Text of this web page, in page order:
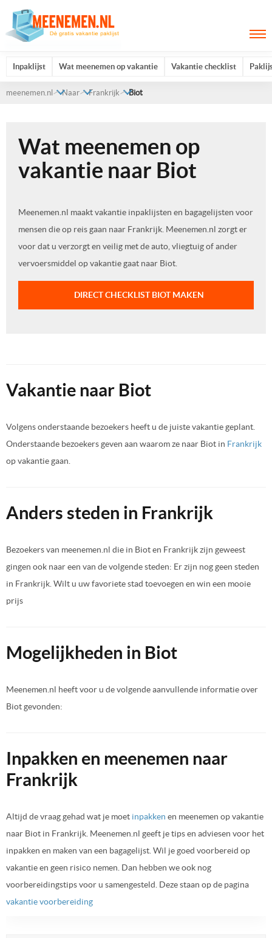
Inpaklijst Wat meenemen op vakantie Vakantie checklist
meenemen.nl Naar Frankrijk Biot
Wat meenemen op
vakantie naar Biot
Meenemen.nl maakt vakantie inpaklijsten en bagagelijsten voor
mensen die op reis gaan naar Frankrijk. Meenemen.nl zorgt er
voor dat u verzorgt en veilig met de auto, vliegtuig of ander
vervoersmiddel op vakantie gaat naar Biot.
DIRECT CHECKLIST BIOT MAKEN
Vakantie naar Biot
Volgens onderstaande bezoekers heeft u de juiste vakantie geplant.
Onderstaande bezoekers geven aan waarom ze naar Biot in Frankrijk
op vakantie gaan.
Anders steden in Frankrijk
Bezoekers van meenemen.nl die in Biot en Frankrijk zijn geweest
gingen ook naar een van de volgende steden: Er zijn nog geen steden
in Frankrijk. Wilt u uw favoriete stad toevoegen en win een mooie
prijs
Mogelijkheden in Biot
Meenemen.nl heeft voor u de volgende aanvullende informatie over
Biot gevonden:
Inpakken en meenemen naar
Frankrijk
Altijd de vraag gehad wat je moet inpakken en meenemen op vakantie
naar Biot in Frankrijk. Meenemen.nl geeft je tips en adviesen voor het
inpakken en maken van een bagagelijst. Wil je goed voorbereid op
vakantie en geen risico nemen. Dan hebben we ook nog
voorbereidingstips voor u samengesteld. Deze staan op de pagina
vakantie voorbereiding